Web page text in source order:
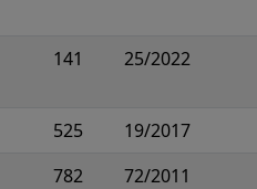
141 25/2022
525 19/2017
782 72/2011